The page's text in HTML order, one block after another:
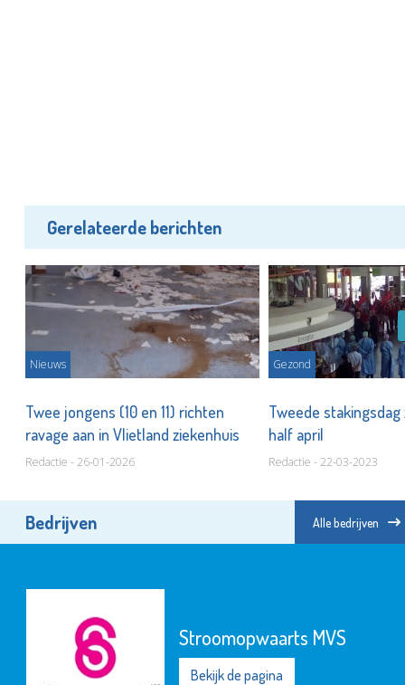
Gerelateerde berichten
Nieuws
Twee jongens (10 en 11) richten
ravage aan in Vlietland ziekenhuis
Redactie - 26-01-2026
Gezond
Tweede stakingsdag
half april
Redactie - 22-03-2023
Bedrijven Alle bedrijven
Stroomopwaarts MVS
Bekijk de pagina